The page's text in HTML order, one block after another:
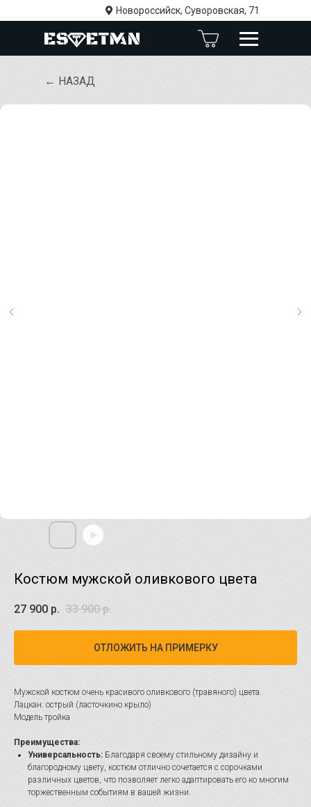
Новороссийск, Суворовская, 71
← НАЗАД
Костюм мужской оливкового цвета
27 900 р. 33 900 р.
ОТЛОЖИТЬ НА ПРИМЕРКУ
Мужской костюм очень красивого оливкового (травяного) цвета.
Лацкан: острый (ласточкино крыло)
Модель тройка
Преимущества:
Универсальность: Благодаря своему стильному дизайну и
благородному цвету, костюм отлично сочетается с сорочками
различных цветов, что позволяет легко адаптировать его ко многим
торжественным событиям в вашей жизни.